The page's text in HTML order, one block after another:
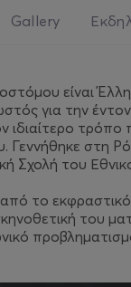
Gallery
είναι
για την
ιδιαίτερο τρόπο
Γεννήθηκε στη
Σχολή του
από το
του